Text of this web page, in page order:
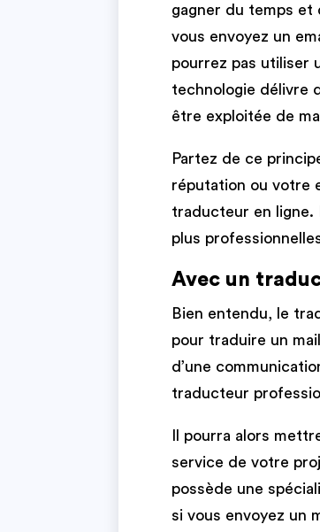
gagner du temps et
vous envoyez un
pourrez pas utiliser
technologie délivre
être exploitée de
Partez de ce
réputation ou votre
traducteur en ligne.
plus
Avec un
Bien entendu, le
pour traduire un
d’une
traducteur
Il pourra alors
service de votre
possède une
si vous envoyez un